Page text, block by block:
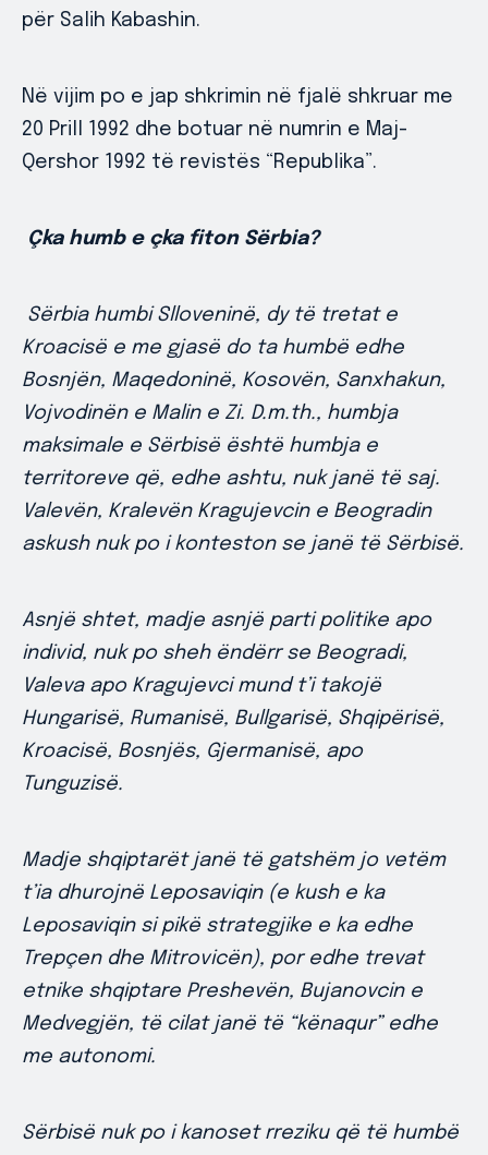
për Salih Kabashin.
Në vijim po e jap shkrimin në fjalë shkruar me
20 Prill 1992 dhe botuar në numrin e Maj-
Qershor 1992 të revistës “Republika”.
Çka humb e çka fiton Sërbia?
Sërbia humbi Slloveninë, dy të tretat e
Kroacisë e me gjasë do ta humbë edhe
Bosnjën, Maqedoninë, Kosovën, Sanxhakun,
Vojvodinën e Malin e Zi. D.m.th., humbja
maksimale e Sërbisë është humbja e
territoreve që, edhe ashtu, nuk janë të saj.
Valevën, Kralevën Kragujevcin e Beogradin
askush nuk po i konteston se janë të Sërbisë.
Asnjë shtet, madje asnjë parti politike apo
individ, nuk po sheh ëndërr se Beogradi,
Valeva apo Kragujevci mund t’i takojë
Hungarisë, Rumanisë, Bullgarisë, Shqipërisë,
Kroacisë, Bosnjës, Gjermanisë, apo
Tunguzisë.
Madje shqiptarët janë të gatshëm jo vetëm
t’ia dhurojnë Leposaviqin (e kush e ka
Leposaviqin si pikë strategjike e ka edhe
Trepçen dhe Mitrovicën), por edhe trevat
etnike shqiptare Preshevën, Bujanovcin e
Medvegjën, të cilat janë të “kënaqur” edhe
me autonomi.
Sërbisë nuk po i kanoset rreziku që të humbë